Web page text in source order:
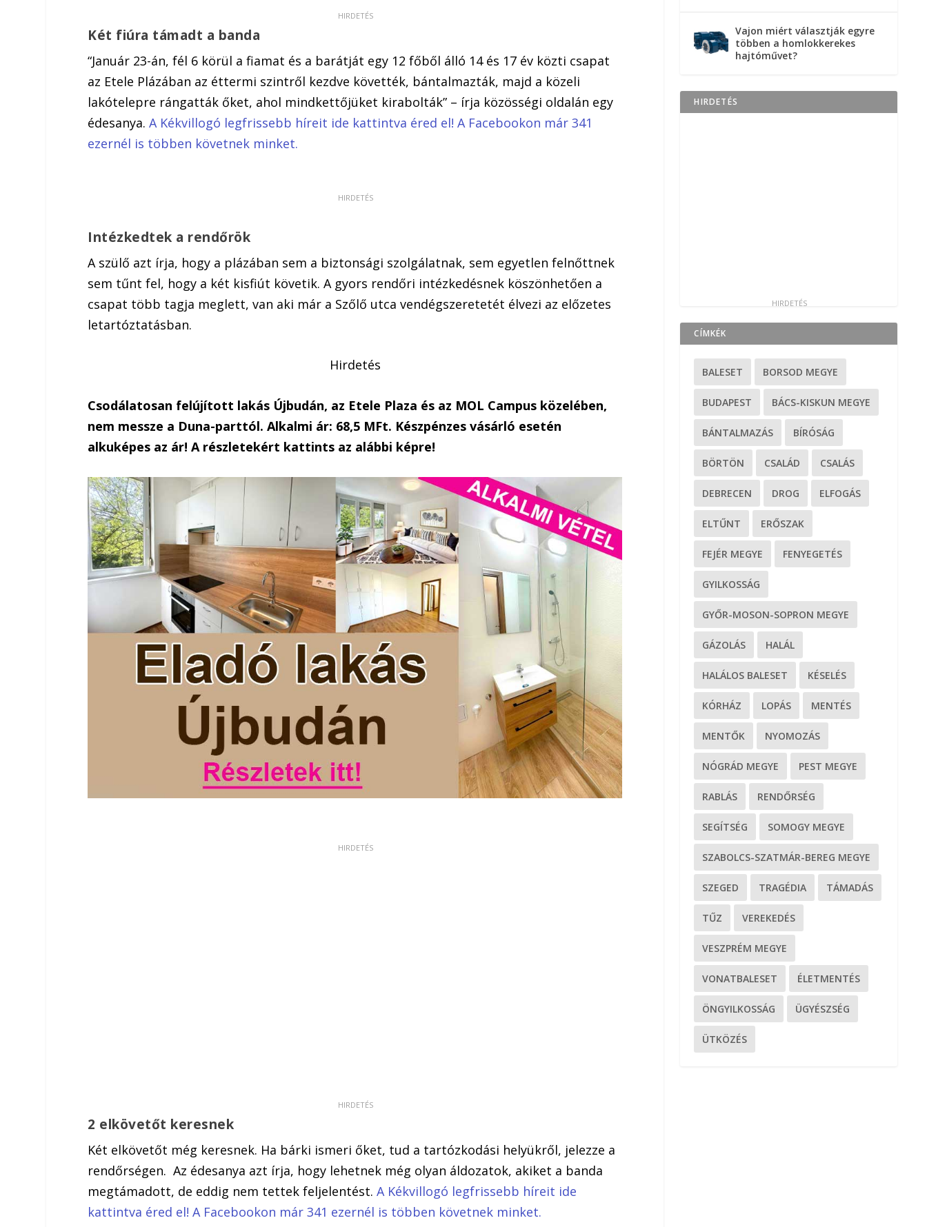
Két fiúra támadt a banda
“Január 23-án, fél 6 körül a fiamat és a barátját egy 12 főből álló 14 és 17 év közti csapat
az Etele Plázában az éttermi szintről kezdve követték, bántalmazták, majd a közeli
lakótelepre rángatták őket, ahol mindkettőjüket kirabolták” – írja közösségi oldalán egy
édesanya.A Kékvillogó legfrissebb híreit ide kattintva éred el! A Facebookon már 341
ezernél is többen követnek minket.
Intézkedtek a rendőrök
A szülő azt írja, hogy a plázában sem a biztonsági szolgálatnak, sem egyetlen felnőttnek
sem tűnt fel, hogy a két kisfiút követik. A gyors rendőri intézkedésnek köszönhetően a
csapat több tagja meglett, van aki már a Szőlő utca vendégszeretetét élvezi az előzetes
letartóztatásban.
Hirdetés
Csodálatosan felújított lakás Újbudán, az Etele Plaza és az MOL Campus közelében,
nem messze a Duna-parttól. Alkalmi ár: 68,5 MFt. Készpénzes vásárló esetén
alkuképes az ár! A részletekért kattints az alábbi képre!
2 elkövetőt keresnek
Két elkövetőt még keresnek. Ha bárki ismeri őket, tud a tartózkodási helyükről, jelezze a
rendőrségen. Az édesanya azt írja, hogy lehetnek még olyan áldozatok, akiket a banda
megtámadott, de eddig nem tettek feljelentést.A Kékvillogó legfrissebb híreit ide
kattintva éred el! A Facebookon már 341 ezernél is többen követnek minket.
Vajon miért választják egyre
többen a homlokkerekes
hajtóművet?
HIRDETÉS
CÍMKÉK
BALESET BORSOD MEGYE
BUDAPEST BÁCS-KISKUN MEGYE
BÁNTALMAZÁS BÍRÓSÁG
BÖRTÖN CSALÁD CSALÁS
DEBRECEN DROG ELFOGÁS
ELTŰNT ERŐSZAK
FEJÉR MEGYE FENYEGETÉS
GYILKOSSÁG
GYŐR-MOSON-SOPRON MEGYE
GÁZOLÁS HALÁL
HALÁLOS BALESET KÉSELÉS
KÓRHÁZ LOPÁS MENTÉS
MENTŐK NYOMOZÁS
NÓGRÁD MEGYE PEST MEGYE
RABLÁS RENDŐRSÉG
SEGÍTSÉG SOMOGY MEGYE
SZABOLCS-SZATMÁR-BEREG MEGYE
SZEGED TRAGÉDIA TÁMADÁS
TŰZ VEREKEDÉS
VESZPRÉM MEGYE
VONATBALESET ÉLETMENTÉS
ÖNGYILKOSSÁG ÜGYÉSZSÉG
ÜTKÖZÉS